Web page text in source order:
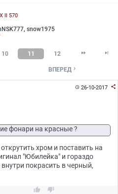
II 570
, snow1975
10 11 12  
ВПЕРЕД 
26-10-2017 
фонари на красные ?
хром и поставить на
"Юбилейка" и гораздо
покрасить в черный,
 